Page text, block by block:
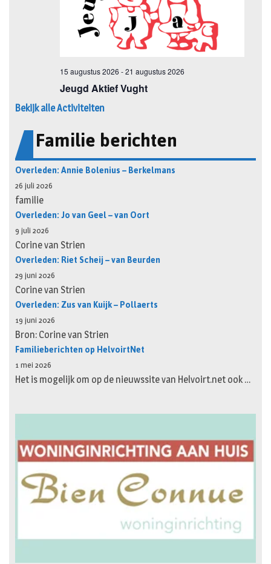
Bekijk alle Activiteiten
Familie berichten
Overleden: Annie Bolenius – Berkelmans
26 juli 2026
familie
Overleden: Jo van Geel – van Oort
9 juli 2026
Corine van Strien
Overleden: Riet Scheij – van Beurden
29 juni 2026
Corine van Strien
Overleden: Zus van Kuijk – Pollaerts
19 juni 2026
Bron: Corine van Strien
Familieberichten op HelvoirtNet
1 mei 2026
Het is mogelijk om op de nieuwssite van Helvoirt.net ook …